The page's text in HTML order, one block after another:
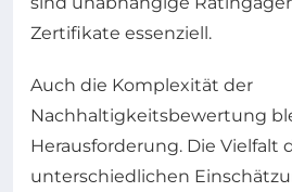
Zertifikate essenziell.
Auch die Komplexität der
Nachhaltigkeitsbewertung
Herausforderung. Die Vielfalt
unterschiedlichen